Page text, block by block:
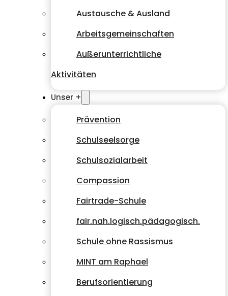
Austausche & Ausland
Arbeitsgemeinschaften
Außerunterrichtliche
Aktivitäten
Unser +
Prävention
Schulseelsorge
Schulsozialarbeit
Compassion
Fairtrade-Schule
fair.nah.logisch.pädagogisch.
Schule ohne Rassismus
MINT am Raphael
Berufsorientierung